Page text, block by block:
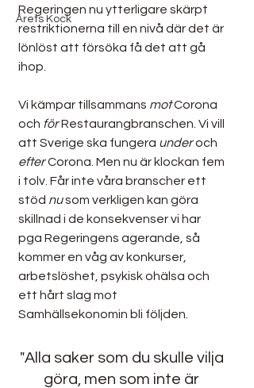
Årets Kock
Regeringen nu ytterligare skärpt
restriktionerna till en nivå där det är
lönlöst att försöka få det att gå
ihop.
Vi kämpar tillsammans mot Corona
och för Restaurangbranschen. Vi vill
att Sverige ska fungera under och
efter Corona. Men nu är klockan fem
i tolv. Får inte våra branscher ett
stöd nu som verkligen kan göra
skillnad i de konsekvenser vi har
pga Regeringens agerande, så
kommer en våg av konkurser,
arbetslöshet, psykisk ohälsa och
ett hårt slag mot
Samhällsekonomin bli följden.
"Alla saker som du skulle vilja
göra, men som inte är